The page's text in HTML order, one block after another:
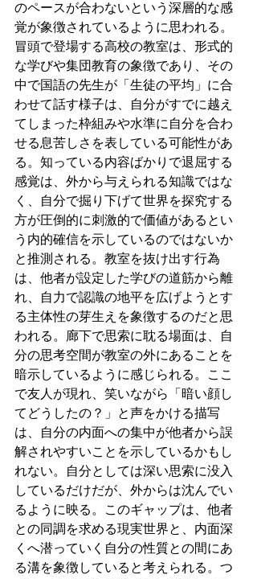
のペースが合わないという深層的な感
覚が象徴されているように思われる。
冒頭で登場する高校の教室は、形式的
な学びや集団教育の象徴であり、その
中で国語の先生が「生徒の平均」に合
わせて話す様子は、自分がすでに越え
てしまった枠組みや水準に自分を合わ
せる息苦しさを表している可能性があ
る。知っている内容ばかりで退屈する
感覚は、外から与えられる知識ではな
く、自分で掘り下げて世界を探究する
方が圧倒的に刺激的で価値があるとい
う内的確信を示しているのではないか
と推測される。教室を抜け出す行為
は、他者が設定した学びの道筋から離
れ、自力で認識の地平を広げようとす
る主体性の芽生えを象徴するのだと思
われる。廊下で思索に耽る場面は、自
分の思考空間が教室の外にあることを
暗示しているように感じられる。ここ
で友人が現れ、笑いながら「暗い顔し
てどうしたの？」と声をかける描写
は、自分の内面への集中が他者から誤
解されやすいことを示しているかもし
れない。自分としては深い思索に没入
しているだけだが、外からは沈んでい
るように映る。このギャップは、他者
との同調を求める現実世界と、内面深
くへ潜っていく自分の性質との間にあ
る溝を象徴していると考えられる。つ